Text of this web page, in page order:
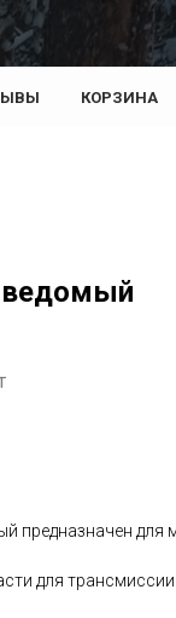
КОРЗИНА
ведомый
предназначен для
для трансмиссии